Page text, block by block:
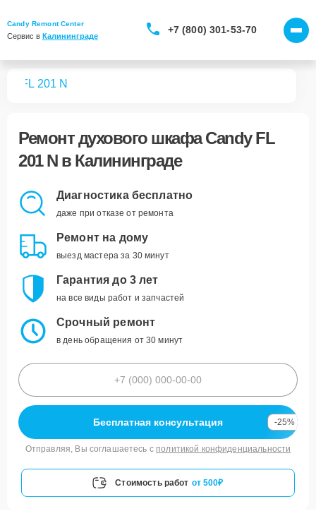
Candy Remont Center
Сервис в Калининграде
+7 (800) 301-53-70
FL 201 N
Ремонтдухового шкафа Candy FL
201 Nв Калининграде
Диагностика бесплатно
даже при отказе от ремонта
Ремонт на дому
выезд мастера за 30 минут
Гарантия до 3 лет
на все виды работ и запчастей
Срочный ремонт
в день обращения от 30 минут
Бесплатная консультация -25%
Отправляя, Вы соглашаетесь с политикой конфиденциальности
Стоимость работ от 500₽